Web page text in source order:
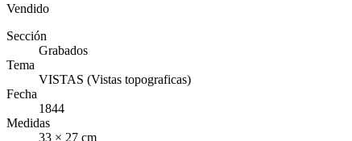
Vendido
Sección
Grabados
Tema
VISTAS (Vistas topograficas)
Fecha
1844
Medidas
33 × 27 cm